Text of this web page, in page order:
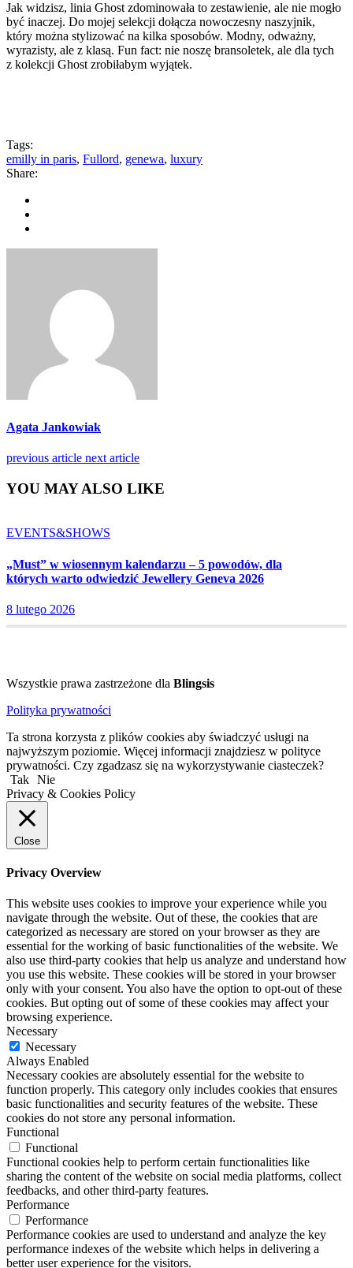
Jak widzisz, linia Ghost zdominowała to zestawienie, ale nie mogło
być inaczej. Do mojej selekcji dołącza nowoczesny naszyjnik,
który można stylizować na kilka sposobów. Modny, odważny,
wyrazisty, ale z klasą. Fun fact: nie noszę bransoletek, ale dla tych
z kolekcji Ghost zrobiłabym wyjątek.
Tags:
emilly in paris, Fullord, genewa, luxury
Share:
Agata Jankowiak
previous article next article
YOU MAY ALSO LIKE
EVENTS&SHOWS
„Must” w wiosennym kalendarzu – 5 powodów, dla
których warto odwiedzić Jewellery Geneva 2026
8 lutego 2026
Wszystkie prawa zastrzeżone dla Blingsis
Polityka prywatności
Ta strona korzysta z plików cookies aby świadczyć usługi na
najwyższym poziomie. Więcej informacji znajdziesz w polityce
prywatności. Czy zgadzasz się na wykorzystywanie ciasteczek?
Tak Nie
Privacy & Cookies Policy
Close
Privacy Overview
This website uses cookies to improve your experience while you
navigate through the website. Out of these, the cookies that are
categorized as necessary are stored on your browser as they are
essential for the working of basic functionalities of the website. We
also use third-party cookies that help us analyze and understand how
you use this website. These cookies will be stored in your browser
only with your consent. You also have the option to opt-out of these
cookies. But opting out of some of these cookies may affect your
browsing experience.
Necessary
Necessary
Always Enabled
Necessary cookies are absolutely essential for the website to
function properly. This category only includes cookies that ensures
basic functionalities and security features of the website. These
cookies do not store any personal information.
Functional
Functional
Functional cookies help to perform certain functionalities like
sharing the content of the website on social media platforms, collect
feedbacks, and other third-party features.
Performance
Performance
Performance cookies are used to understand and analyze the key
performance indexes of the website which helps in delivering a
better user experience for the visitors.